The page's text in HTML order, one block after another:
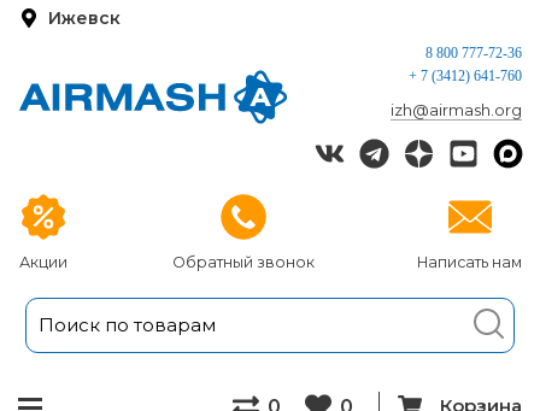
Ижевск
Акции Обратный звонок Написать нам
8 800 777-72-36
+ 7 (3412) 641-760
izh@airmash.org
0 0 Корзина